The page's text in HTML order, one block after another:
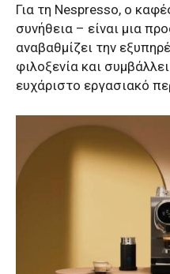
Για τη Nespresso, ο
συνήθεια – είναι μια
αναβαθμίζει την
φιλοξενία και
ευχάριστο εργασιακό